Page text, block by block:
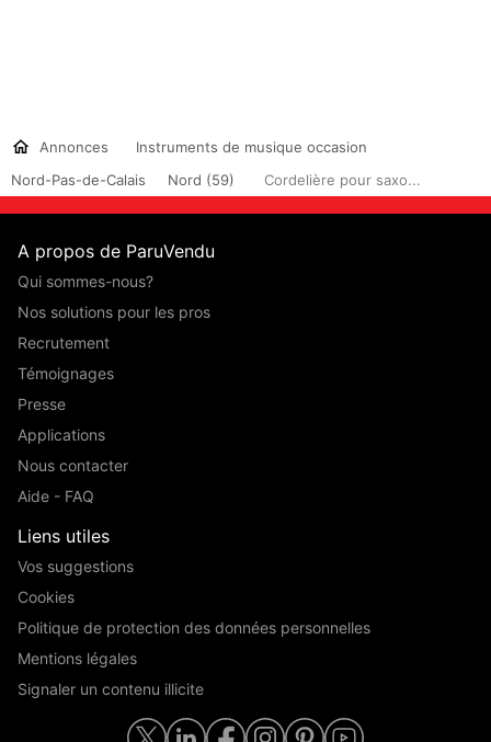
Annonces
Instruments de musique occasion
Nord-Pas-de-Calais
Nord (59) Cordelière pour saxo...
A propos de ParuVendu
Qui sommes-nous?
Nos solutions pour les pros
Recrutement
Témoignages
Presse
Applications
Nous contacter
Aide - FAQ
Liens utiles
Vos suggestions
Cookies
Politique de protection des données personnelles
Mentions légales
Signaler un contenu illicite